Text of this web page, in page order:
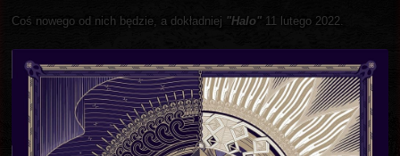
Coś nowego od nich będzie, a dokładniej "Halo" 11 lutego 2022.